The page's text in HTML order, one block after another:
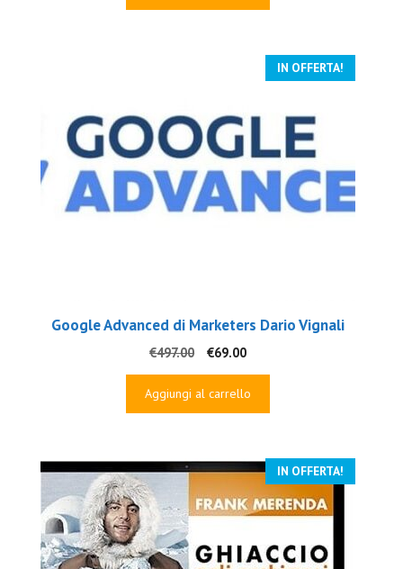
IN OFFERTA!
Google Advanced di Marketers Dario Vignali
€497.00
Il
prezzo
originale
€69.00Il
prezzo
attuale
Aggiungi al carrello
IN OFFERTA!